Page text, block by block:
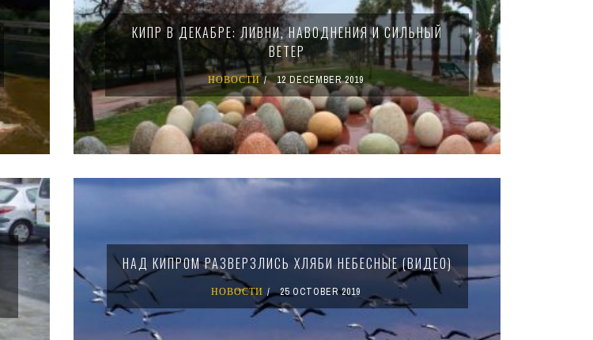
КИПР В ДЕКАБРЕ: ЛИВНИ, НАВОДНЕНИЯ И СИЛЬНЫЙ
ВЕТЕР
НОВОСТИ 12 DECEMBER 2019
НАД КИПРОМ РАЗВЕРЗЛИСЬ ХЛЯБИ НЕБЕСНЫЕ (ВИДЕО)
НОВОСТИ 25 OCTOBER 2019